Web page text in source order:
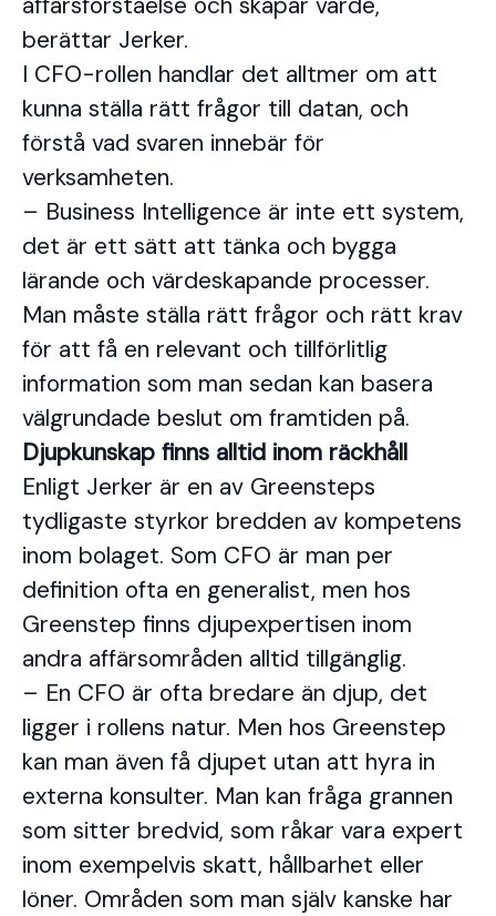
berättar Jerker.
I CFO-rollen handlar det alltmer om att
kunna ställa rätt frågor till datan, och
förstå vad svaren innebär för
verksamheten.
– Business Intelligence är inte ett system,
det är ett sätt att tänka och bygga
lärande och värdeskapande processer.
Man måste ställa rätt frågor och rätt krav
för att få en relevant och tillförlitlig
information som man sedan kan basera
välgrundade beslut om framtiden på.
Djupkunskap finns alltid inom räckhåll
Enligt Jerker är en av Greensteps
tydligaste styrkor bredden av kompetens
inom bolaget. Som CFO är man per
definition ofta en generalist, men hos
Greenstep finns djupexpertisen inom
andra affärsområden alltid tillgänglig.
– En CFO är ofta bredare än djup, det
ligger i rollens natur. Men hos Greenstep
kan man även få djupet utan att hyra in
externa konsulter. Man kan fråga grannen
som sitter bredvid, som råkar vara expert
inom exempelvis skatt, hållbarhet eller
löner. Områden som man själv kanske har